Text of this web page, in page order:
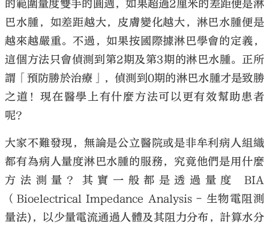
的範圍量度雙手的圓週，如果超過2厘米的差距便是淋
巴水腫，如差距越大，皮膚變化越大，淋巴水腫便是
越來越嚴重。不過，如果按國際據淋巴學會的定義，
這個方法只會偵測到第2期及第3期的淋巴水腫。正所
謂「預防勝於治療」，偵測到0期的淋巴水腫才是致勝
之道！現在醫學上有什麼方法可以更有效幫助患者
呢？
大家不難發現，無論是公立醫院或是非牟利病人組織
都有為病人量度淋巴水腫的服務，究竟他們是用什麼
方法測量？其實一般都是透過量度 BIA
（Bioelectrical Impedance Analysis - 生物電阻測
量法)，以少量電流通過人體及其阻力分布，計算水分